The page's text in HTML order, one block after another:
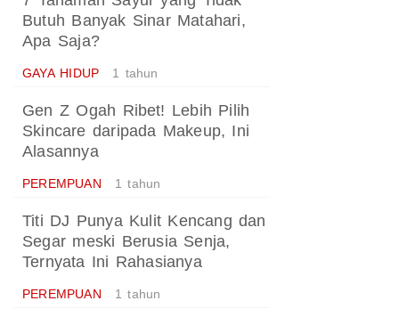
Butuh Banyak Sinar Matahari,
Apa Saja?
GAYA HIDUP 1 tahun
Gen Z Ogah Ribet! Lebih Pilih
Skincare daripada Makeup, Ini
Alasannya
PEREMPUAN 1 tahun
Titi DJ Punya Kulit Kencang dan
Segar meski Berusia Senja,
Ternyata Ini Rahasianya
PEREMPUAN 1 tahun